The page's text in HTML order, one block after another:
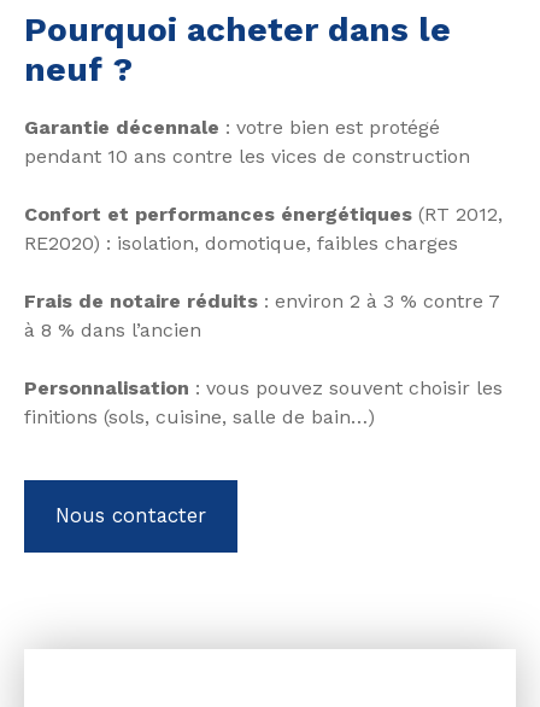
Pourquoi acheter dans le
neuf ?
Garantie décennale : votre bien est protégé
pendant 10 ans contre les vices de construction
Confort et performances énergétiques (RT 2012,
RE2020) : isolation, domotique, faibles charges
Frais de notaire réduits : environ 2 à 3 % contre 7
à 8 % dans l’ancien
Personnalisation : vous pouvez souvent choisir les
finitions (sols, cuisine, salle de bain…)
Nous contacter